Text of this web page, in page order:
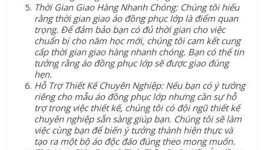
Thời Gian Giao Hàng Nhanh Chóng: Chúng tôi hiểu
rằng thời gian giao áo đồng phục lớp là điểm quan
trọng. Để đảm bảo bạn có đủ thời gian cho việc
chuẩn bị cho năm học mới, chúng tôi cam kết cung
cấp thời gian giao hàng nhanh chóng. Bạn có thể tin
tưởng rằng áo đồng phục lớp sẽ được giao đúng
hẹn.
Hỗ Trợ Thiết Kế Chuyên Nghiệp: Nếu bạn có ý tưởng
riêng cho mẫu áo đồng phục lớp nhưng cần sự hỗ
trợ trong việc thiết kế, chúng tôi có đội ngũ thiết kế
chuyên nghiệp sẵn sàng giúp bạn. Chúng tôi sẽ làm
việc cùng bạn để biến ý tưởng thành hiện thực và
tạo ra một bộ áo độc đáo đúng theo mong muốn.